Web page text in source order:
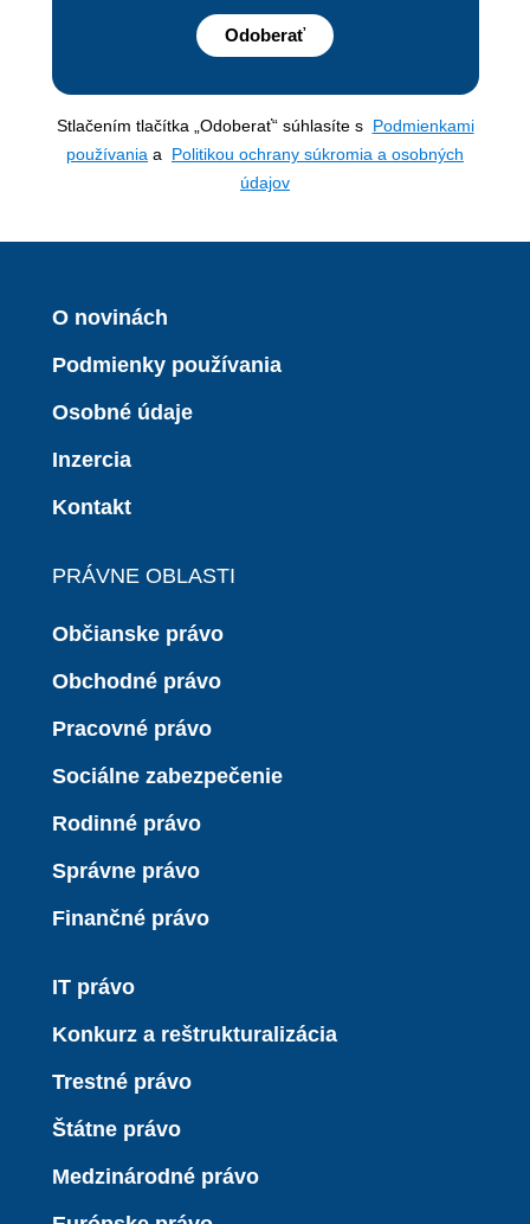
Odoberať
Stlačením tlačítka „Odoberať“ súhlasíte s Podmienkami
používania a Politikou ochrany súkromia a osobných
údajov
O novinách
Podmienky používania
Osobné údaje
Inzercia
Kontakt
PRÁVNE OBLASTI
Občianske právo
Obchodné právo
Pracovné právo
Sociálne zabezpečenie
Rodinné právo
Správne právo
Finančné právo
IT právo
Konkurz a reštrukturalizácia
Trestné právo
Štátne právo
Medzinárodné právo